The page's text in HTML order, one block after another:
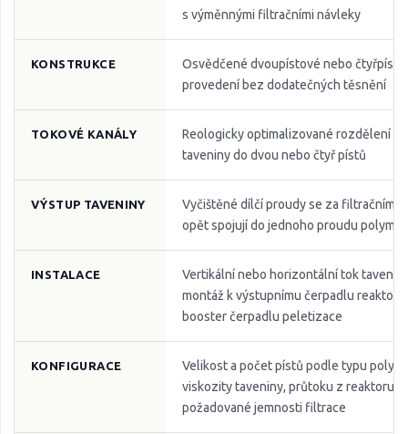
s výměnnými filtračními návleky
KONSTRUKCE
Osvědčené dvoupístové nebo
provedení bez dodatečných těsnění
TOKOVÉ KANÁLY
Reologicky optimalizované rozdělení
taveniny do dvou nebo čtyř pístů
VÝSTUP TAVENINY
Vyčištěné dílčí proudy se za filtračními
opět spojují do jednoho proudu
INSTALACE
Vertikální nebo horizontální tok
montáž k výstupnímu čerpadlu reaktoru
booster čerpadlu peletizace
KONFIGURACE
Velikost a počet pístů podle typu
viskozity taveniny, průtoku z reaktoru a
požadované jemnosti filtrace